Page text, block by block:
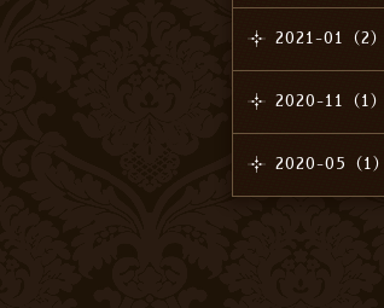
2021-01（2）
2020-11（1）
2020-05（1）